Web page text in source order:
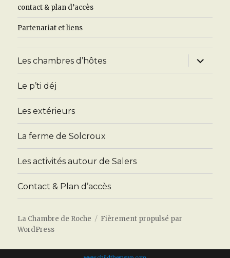
contact & plan d’accès
Partenariat et liens
Les chambres d’hôtes
ouvrir
le
sous-
Le p’ti déj
Les extérieurs
La ferme de Solcroux
Les activités autour de Salers
Contact & Plan d’accès
La Chambre de Roche
Fièrement propulsé par
WordPress